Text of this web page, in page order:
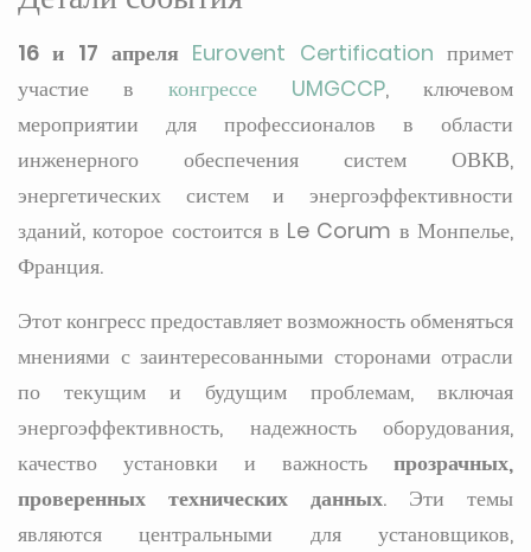
16 и 17 апреля Eurovent Certification примет
участие в конгрессе UMGCCP, ключевом
мероприятии для профессионалов в области
инженерного обеспечения систем ОВКВ,
энергетических систем и энергоэффективности
зданий, которое состоится в Le Corum в Монпелье,
Франция.
Этот конгресс предоставляет возможность обменяться
мнениями с заинтересованными сторонами отрасли
по текущим и будущим проблемам, включая
энергоэффективность, надежность оборудования,
качество установки и важность прозрачных,
проверенных технических данных. Эти темы
являются центральными для установщиков,